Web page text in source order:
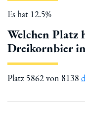
Es hat 12.5%
Welchen Platz
Dreikornbier
Platz 5862 von 8138